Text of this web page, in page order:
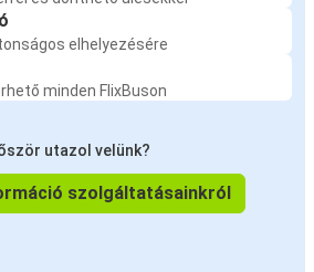
elhelyezésére
minden FlixBuson
utazol velünk?
szolgáltatásainkról